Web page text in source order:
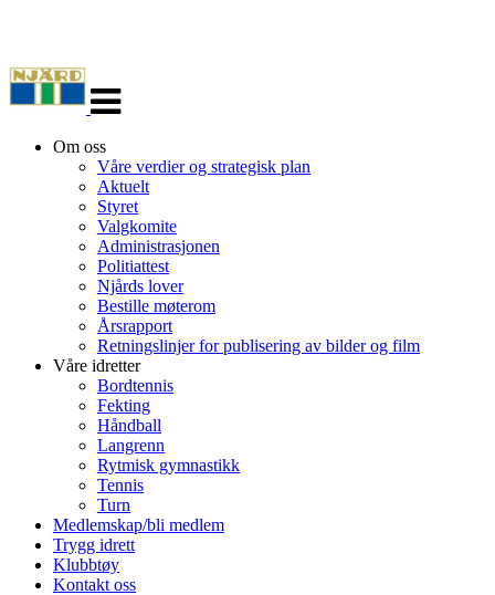
navigasjon
Om oss
Våre verdier og strategisk plan
Aktuelt
Styret
Valgkomite
Administrasjonen
Politiattest
Njårds lover
Bestille møterom
Årsrapport
Retningslinjer for publisering av bilder og film
Våre idretter
Bordtennis
Fekting
Håndball
Langrenn
Rytmisk gymnastikk
Tennis
Turn
Medlemskap/bli medlem
Trygg idrett
Klubbtøy
Kontakt oss